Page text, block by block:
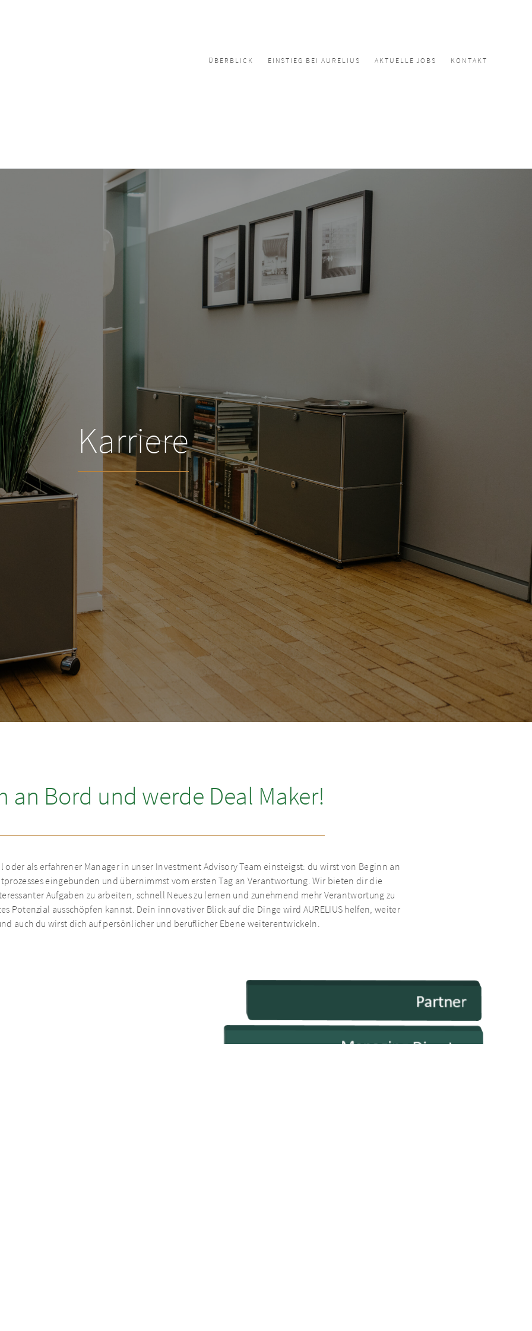
ÜBERBLICK EINSTIEG BEI AURELIUS AKTUELLE JOBS KONTAKT
Karriere
an Bord und werde Deal Maker!
oder als erfahrener Manager in unser Investment Advisory Team einsteigst: du wirst von Beginn an
eingebunden und übernimmst vom ersten Tag an Verantwortung. Wir bieten dir die
Aufgaben zu arbeiten, schnell Neues zu lernen und zunehmend mehr Verantwortung zu
Potenzial ausschöpfen kannst. Dein innovativer Blick auf die Dinge wird AURELIUS helfen, weiter
auch du wirst dich auf persönlicher und beruflicher Ebene weiterentwickeln.